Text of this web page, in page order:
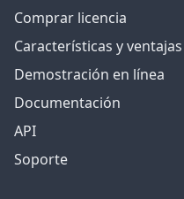
Comprar licencia
Características y ventajas
Demostración en línea
Documentación
API
Soporte